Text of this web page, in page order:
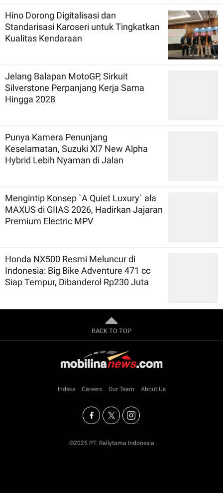
Hino Dorong Digitalisasi dan
Standarisasi Karoseri untuk Tingkatkan
Kualitas Kendaraan
Jelang Balapan MotoGP, Sirkuit
Silverstone Perpanjang Kerja Sama
Hingga 2028
Punya Kamera Penunjang
Keselamatan, Suzuki Xl7 New Alpha
Hybrid Lebih Nyaman di Jalan
Mengintip Konsep `A Quiet Luxury` ala
MAXUS di GIIAS 2026, Hadirkan Jajaran
Premium Electric MPV
Honda NX500 Resmi Meluncur di
Indonesia: Big Bike Adventure 471 cc
Siap Tempur, Dibanderol Rp230 Juta
BACK TO TOP
Indeks Careers Our Team About Us
©2025 PT. Rallytama Indonesia